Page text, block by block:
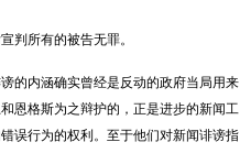
判所有的被告无罪。
内涵确实曾经是反动的政府当局用来
恩格斯为之辩护的，正是进步的新闻工
误行为的权利。至于他们对新闻诽谤指